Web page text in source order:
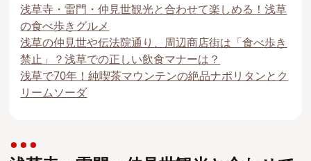
浅草寺・雷門・仲見世観光と合わせて楽しめる！浅草
の食べ歩きグルメ
浅草の仲見世や伝法院通り、周辺商店街は「食べ歩き
禁止」？浅草での正しい飲食マナーは？
浅草で70年！純喫茶マウンテンの絶品ナポリタンとク
リームソーダ